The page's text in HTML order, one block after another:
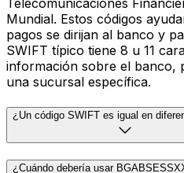
Mundial. Estos códigos
pagos se dirijan al banco y
SWIFT típico tiene 8 u 11
información sobre el banco,
una sucursal específica.
¿Un código SWIFT es igual en
¿Cuándo debería usar